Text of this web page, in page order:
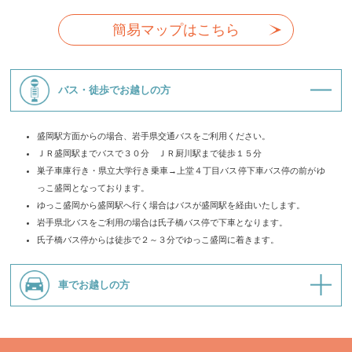
簡易マップはこちら
バス・徒歩でお越しの方
盛岡駅方面からの場合、岩手県交通バスをご利用ください。
ＪＲ盛岡駅までバスで３０分 ＪＲ厨川駅まで徒歩１５分
巣子車庫行き・県立大学行き乗車→上堂４丁目バス停下車バス停の前がゆ
っこ盛岡となっております。
ゆっこ盛岡から盛岡駅へ行く場合はバスが盛岡駅を経由いたします。
岩手県北バスをご利用の場合は氏子橋バス停で下車となります。
氏子橋バス停からは徒歩で２～３分でゆっこ盛岡に着きます。
車でお越しの方